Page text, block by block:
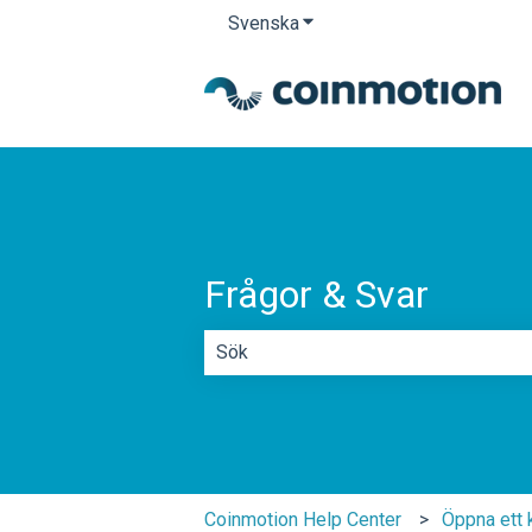
SvenskaVisa undermenyer för
Frågor & Svar
Coinmotion Help Center Öppna ett